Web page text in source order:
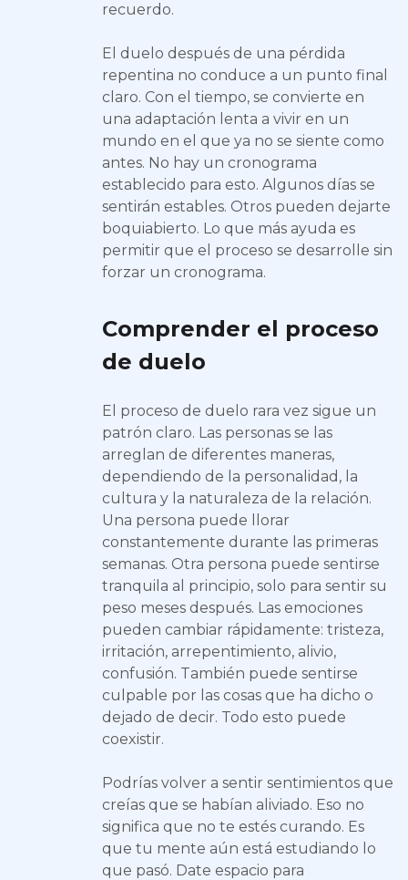
recuerdo.
El duelo después de una pérdida
repentina no conduce a un punto final
claro. Con el tiempo, se convierte en
una adaptación lenta a vivir en un
mundo en el que ya no se siente como
antes. No hay un cronograma
establecido para esto. Algunos días se
sentirán estables. Otros pueden dejarte
boquiabierto. Lo que más ayuda es
permitir que el proceso se desarrolle sin
forzar un cronograma.
Comprender el proceso
de duelo
El proceso de duelo rara vez sigue un
patrón claro. Las personas se las
arreglan de diferentes maneras,
dependiendo de la personalidad, la
cultura y la naturaleza de la relación.
Una persona puede llorar
constantemente durante las primeras
semanas. Otra persona puede sentirse
tranquila al principio, solo para sentir su
peso meses después. Las emociones
pueden cambiar rápidamente: tristeza,
irritación, arrepentimiento, alivio,
confusión. También puede sentirse
culpable por las cosas que ha dicho o
dejado de decir. Todo esto puede
coexistir.
Podrías volver a sentir sentimientos que
creías que se habían aliviado. Eso no
significa que no te estés curando. Es
que tu mente aún está estudiando lo
que pasó. Date espacio para